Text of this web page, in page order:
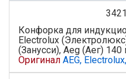
Конфорка для
Electrolux
(Занусси), Aeg (Аег)
Оригинал AEG,